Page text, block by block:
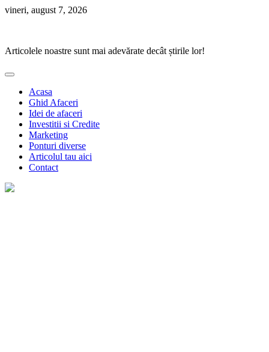
Skip
vineri, august 7, 2026
Articolele noastre sunt mai adevărate decât știrile lor!
Acasa
Ghid Afaceri
Idei de afaceri
Investitii si Credite
Marketing
Ponturi diverse
Articolul tau aici
Contact